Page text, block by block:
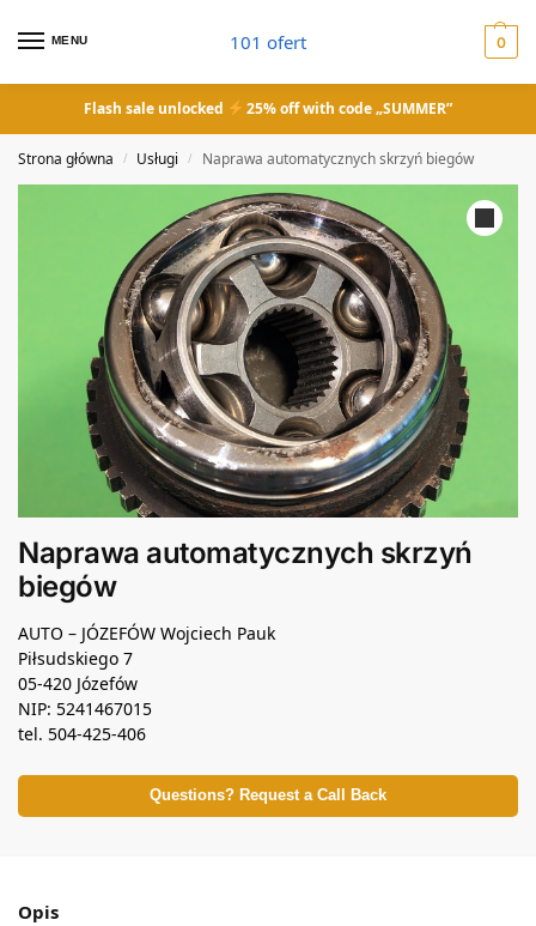
MENU 101 ofert 0
Flash sale unlocked 25% off with code „SUMMER”
Strona główna / Usługi / Naprawa automatycznych skrzyń biegów
Naprawa automatycznych skrzyń
biegów
AUTO – JÓZEFÓW Wojciech Pauk
Piłsudskiego 7
05-420 Józefów
NIP: 5241467015
tel. 504-425-406
Questions? Request a Call Back
Opis